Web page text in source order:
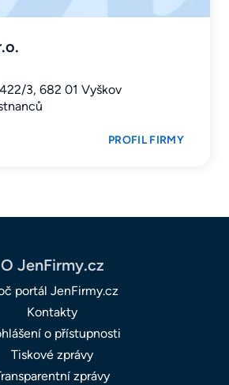
3, 682 01 Vyškov
PROFIL FIRMY
O JenFirmy.cz
portál JenFirmy.cz
Kontakty
o přístupnosti
Tiskové zprávy
zprávy